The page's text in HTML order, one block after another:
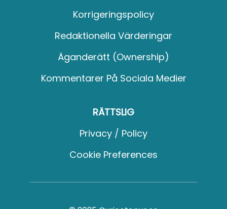
Korrigeringspolicy
Redaktionella Värderingar
Äganderätt (Ownership)
Kommentarer På Sociala Medier
RÄTTSLIG
Privacy / Policy
Cookie Preferences